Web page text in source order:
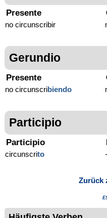
Presente
no circunscribir
Gerundio
Presente
no circunscribiendo
Participio
Participio
circunscrito -
Zurück